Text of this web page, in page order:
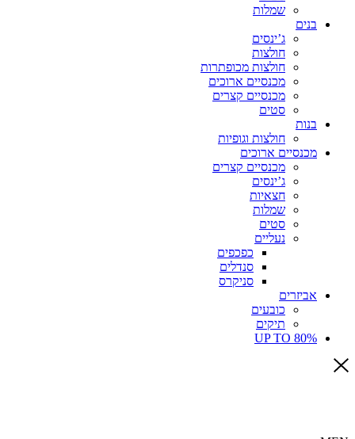
שמלות
בנים
ג’ינסים
חולצות
חולצות מכופתרות
מכנסיים ארוכים
מכנסיים קצרים
סטים
בנות
חולצות וגופיות
מכנסיים ארוכים
מכנסיים קצרים
ג’ינסים
חצאיות
שמלות
סטים
נעליים
כפכפים
סנדלים
סניקרס
אביזרים
כובעים
תיקים
UP TO 80%